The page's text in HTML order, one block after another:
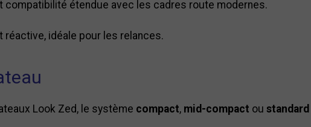
compatibilité étendue avec les cadres route modernes.
idéale pour les relances.
Look Zed, le système compact, mid-compact ou standard